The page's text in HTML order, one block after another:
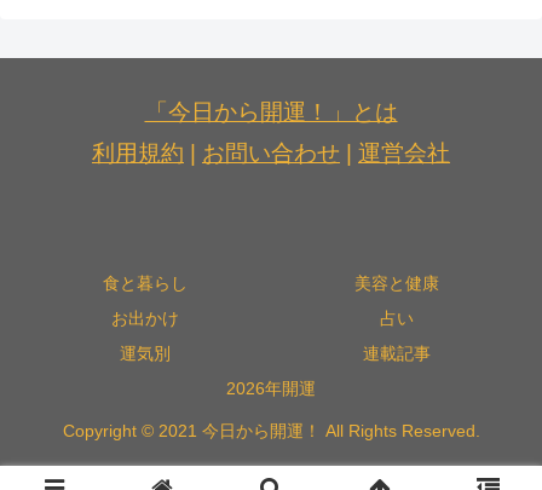
「今日から開運！」とは
利用規約
お問い合わせ 運営会社
食と暮らし
美容と健康
お出かけ
占い
運気別
連載記事
2026年開運
Copyright © 2021 今日から開運！ All Rights Reserved.